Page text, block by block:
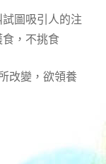
圖吸引人的注
，不挑食
改變，欲領養